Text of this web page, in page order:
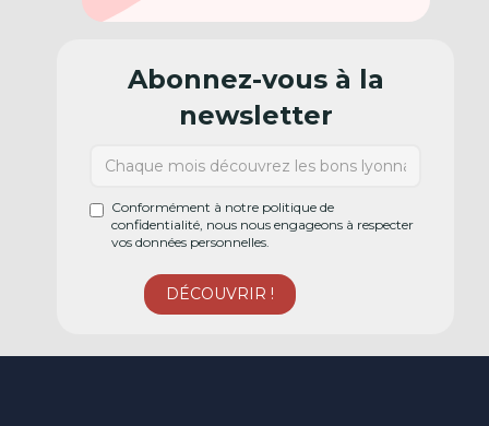
Abonnez-vous à la
newsletter
Conformément à notre politique de
confidentialité, nous nous engageons à respecter
vos données personnelles.